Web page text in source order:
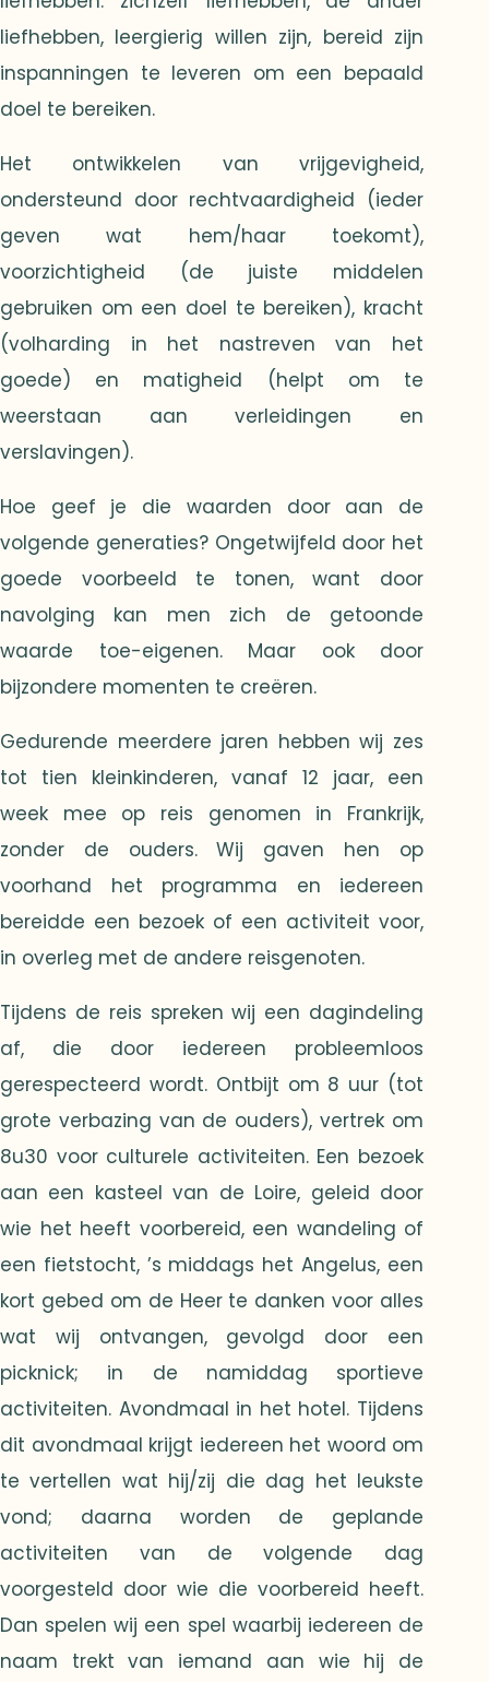
liefhebben, leergierig willen zijn, bereid zijn
inspanningen te leveren om een bepaald
doel te bereiken.
Het ontwikkelen van vrijgevigheid,
ondersteund door rechtvaardigheid (ieder
geven wat hem/haar toekomt),
voorzichtigheid (de juiste middelen
gebruiken om een doel te bereiken), kracht
(volharding in het nastreven van het
goede) en matigheid (helpt om te
weerstaan aan verleidingen en
verslavingen).
Hoe geef je die waarden door aan de
volgende generaties? Ongetwijfeld door het
goede voorbeeld te tonen, want door
navolging kan men zich de getoonde
waarde toe-eigenen. Maar ook door
bijzondere momenten te creëren.
Gedurende meerdere jaren hebben wij zes
tot tien kleinkinderen, vanaf 12 jaar, een
week mee op reis genomen in Frankrijk,
zonder de ouders. Wij gaven hen op
voorhand het programma en iedereen
bereidde een bezoek of een activiteit voor,
in overleg met de andere reisgenoten.
Tijdens de reis spreken wij een dagindeling
af, die door iedereen probleemloos
gerespecteerd wordt. Ontbijt om 8 uur (tot
grote verbazing van de ouders), vertrek om
8u30 voor culturele activiteiten. Een bezoek
aan een kasteel van de Loire, geleid door
wie het heeft voorbereid, een wandeling of
een fietstocht, ’s middags het Angelus, een
kort gebed om de Heer te danken voor alles
wat wij ontvangen, gevolgd door een
picknick; in de namiddag sportieve
activiteiten. Avondmaal in het hotel. Tijdens
dit avondmaal krijgt iedereen het woord om
te vertellen wat hij/zij die dag het leukste
vond; daarna worden de geplande
activiteiten van de volgende dag
voorgesteld door wie die voorbereid heeft.
Dan spelen wij een spel waarbij iedereen de
naam trekt van iemand aan wie hij de